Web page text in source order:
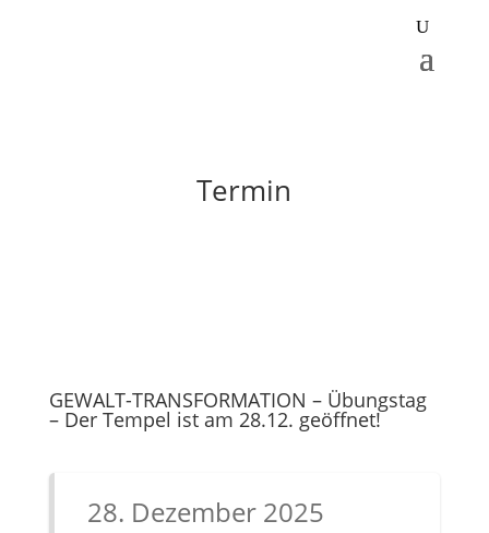
Termin
GEWALT-TRANSFORMATION – Übungstag
– Der Tempel ist am 28.12. geöffnet!
28. Dezember 2025